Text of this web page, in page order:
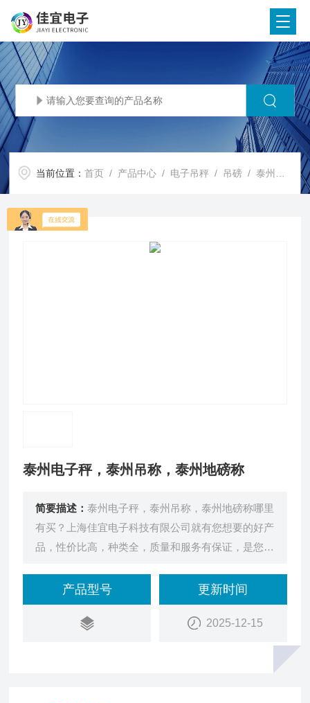
当前位置：首页 / 产品中心 / 电子吊秤 / 吊磅 / 泰州电子秤，泰州吊称，泰州地磅称
泰州电子秤，泰州吊称，泰州地磅称
简要描述：泰州电子秤，泰州吊称，泰州地磅称哪里
有买？上海佳宜电子科技有限公司就有您想要的好产
品，性价比高，种类全，质量和服务有保证，是您的
产品型号 更新时间
2025-12-15